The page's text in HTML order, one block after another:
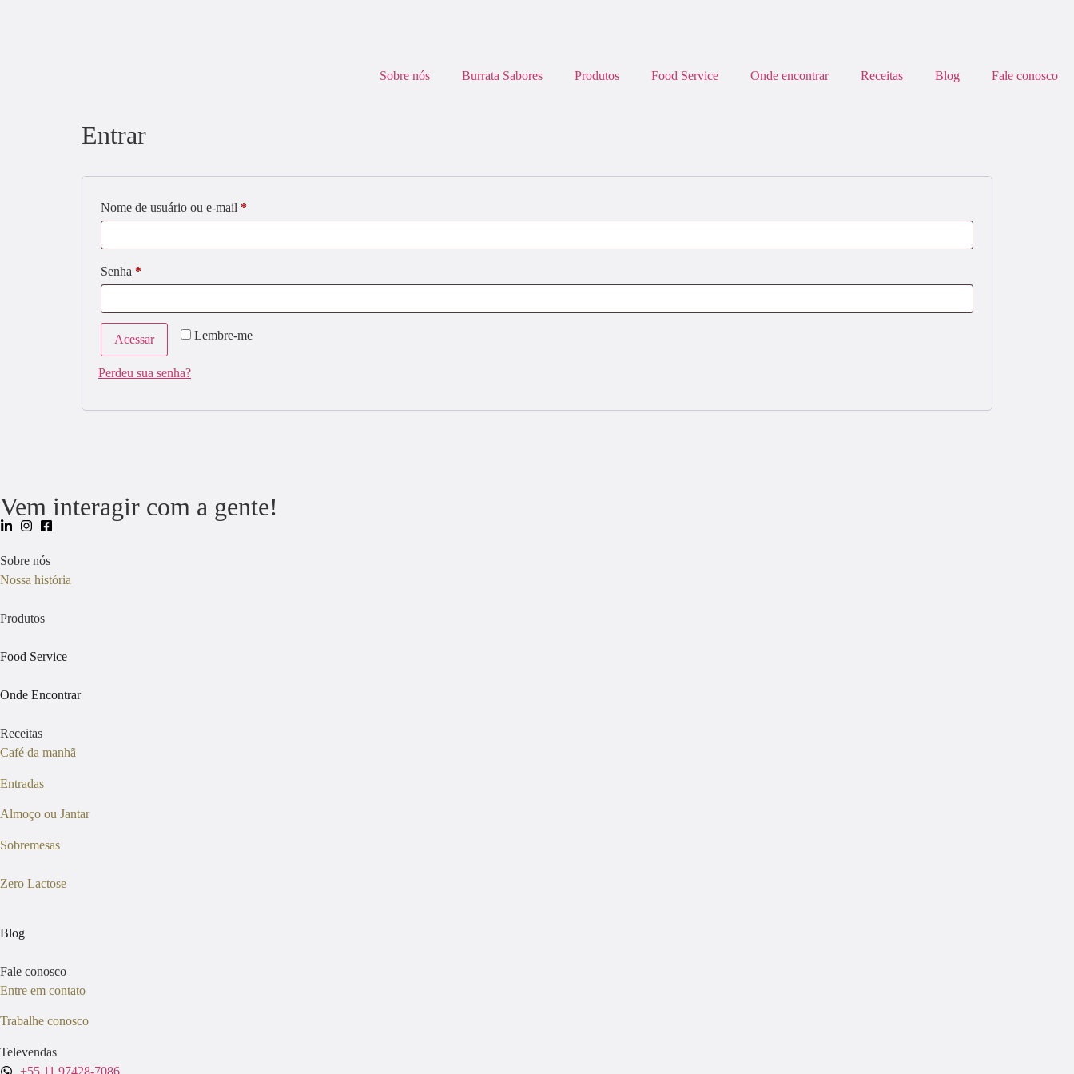
Sobre nós Burrata Sabores Produtos Food Service Onde encontrar Receitas Blog Fale conosco
Entrar
Nome de usuário ou e-mail *
Senha *
Lembre-me
Acessar
Perdeu sua senha?
Vem interagir com a gente!
Sobre nós
Nossa história
Produtos
Food Service
Onde Encontrar
Receitas
Café da manhã
Entradas
Almoço ou Jantar
Sobremesas
Zero Lactose
Blog
Fale conosco
Entre em contato
Trabalhe conosco
Televendas
+55 11 97428-7086